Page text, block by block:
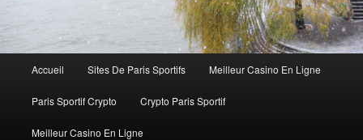
Aller au contenu principal
Aller au contenu secondaire
Accueil Sites De Paris Sportifs Meilleur Casino En Ligne
Paris Sportif Crypto Crypto Paris Sportif
Meilleur Casino En Ligne